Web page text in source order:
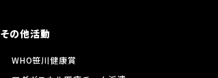
その他活動
WHO笹川健康賞